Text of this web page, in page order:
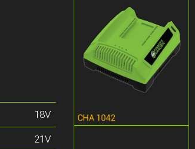
18V
21V